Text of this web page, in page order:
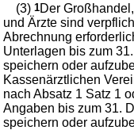
(3)1Der
und Ärzte sind
Abrechnung
Unterlagen bis zum
speichern oder
Kassenärztlichen
nach Absatz 1 Satz 1
Angaben bis zum 31.
speichern oder